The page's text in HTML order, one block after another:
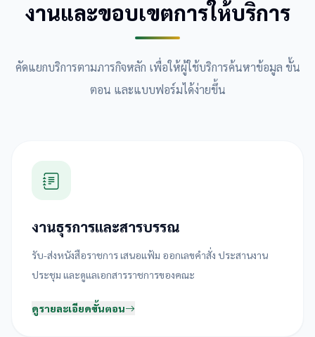
งานและขอบเขตการให้บริการ
คัดแยกบริการตามภารกิจหลัก เพื่อให้ผู้ใช้บริการค้นหาข้อมูล ขั้น
ตอน และแบบฟอร์มได้ง่ายขึ้น
งานธุรการและสารบรรณ
รับ-ส่งหนังสือราชการ เสนอแฟ้ม ออกเลขคำสั่ง ประสานงาน
ประชุม และดูแลเอกสารราชการของคณะ
ดูรายละเอียดขั้นตอน